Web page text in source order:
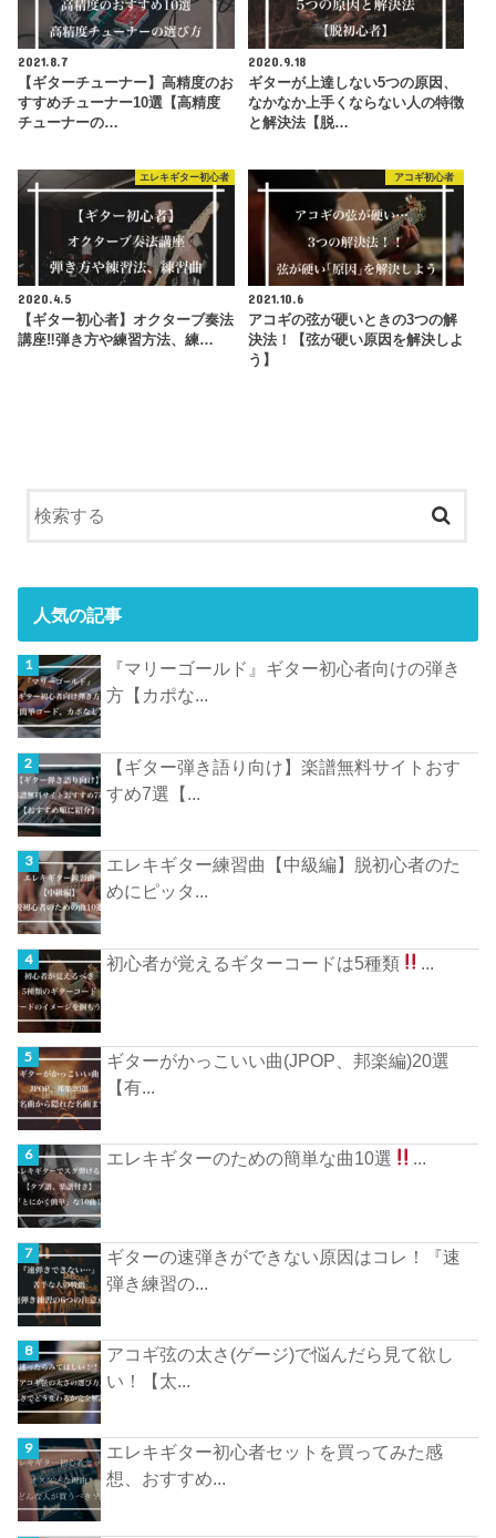
2021.8.7
【ギターチューナー】高精度のお
すすめチューナー10選【高精度
チューナーの…
2020.9.18
ギターが上達しない5つの原因、
なかなか上手くならない人の特徴
と解決法【脱…
エレキギター初心者
2020.4.5
【ギター初心者】オクターブ奏法
講座‼︎弾き方や練習方法、練…
アコギ初心者
2021.10.6
アコギの弦が硬いときの3つの解
決法！【弦が硬い原因を解決しよ
う】
人気の記事
『マリーゴールド』ギター初心者向けの弾き
方【カポな...
【ギター弾き語り向け】楽譜無料サイトおす
すめ7選【...
エレキギター練習曲【中級編】脱初心者のた
めにピッタ...
初心者が覚えるギターコードは5種類
ギターがかっこいい曲(JPOP、邦楽編)20選
【有...
エレキギターのための簡単な曲10選 ...
ギターの速弾きができない原因はコレ！『速
弾き練習の...
アコギ弦の太さ(ゲージ)で悩んだら見て欲し
い！【太...
エレキギター初心者セットを買ってみた感
想、おすすめ...